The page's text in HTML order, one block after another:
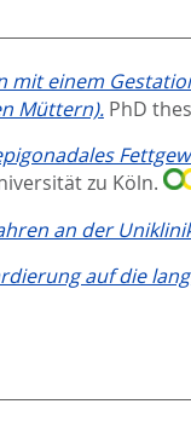
einem
Müttern). PhD
zu Köln.
an der
auf die